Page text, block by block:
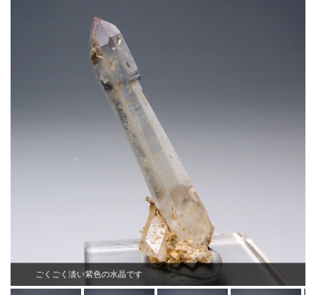
ごくごく淡い紫色の水晶です